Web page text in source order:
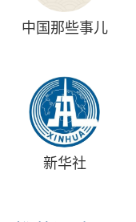
中国那些事儿
新华社